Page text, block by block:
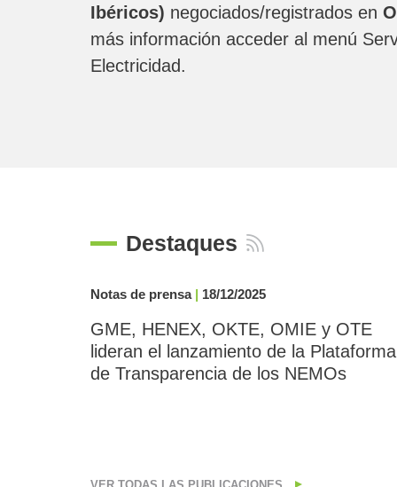
Ibéricos) negociados/registrados en
más información acceder al menú
Electricidad.
Destaques
Notas de prensa | 18/12/2025
GME, HENEX, OKTE, OMIE y OTE
lideran el lanzamiento de la Plataforma
de Transparencia de los NEMOs